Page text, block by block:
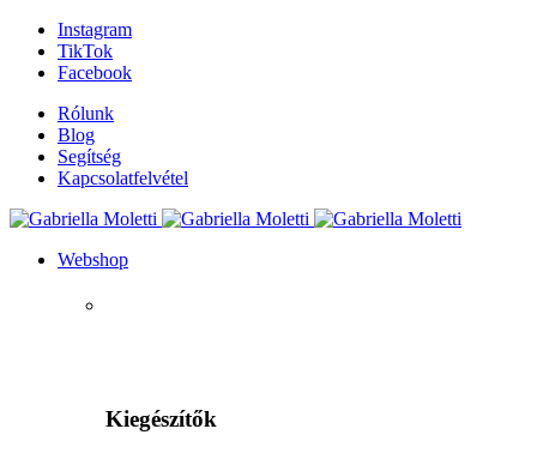
Instagram
TikTok
Facebook
Rólunk
Blog
Segítség
Kapcsolatfelvétel
Webshop
Kiegészítők